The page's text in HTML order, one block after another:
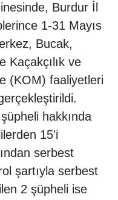
Burdur İl
1-31 Mayıs
Bucak,
Kaçakçılık ve
(KOM) faaliyetleri
hakkında
15'i
serbest
şartıyla serbest
2 şüpheli ise